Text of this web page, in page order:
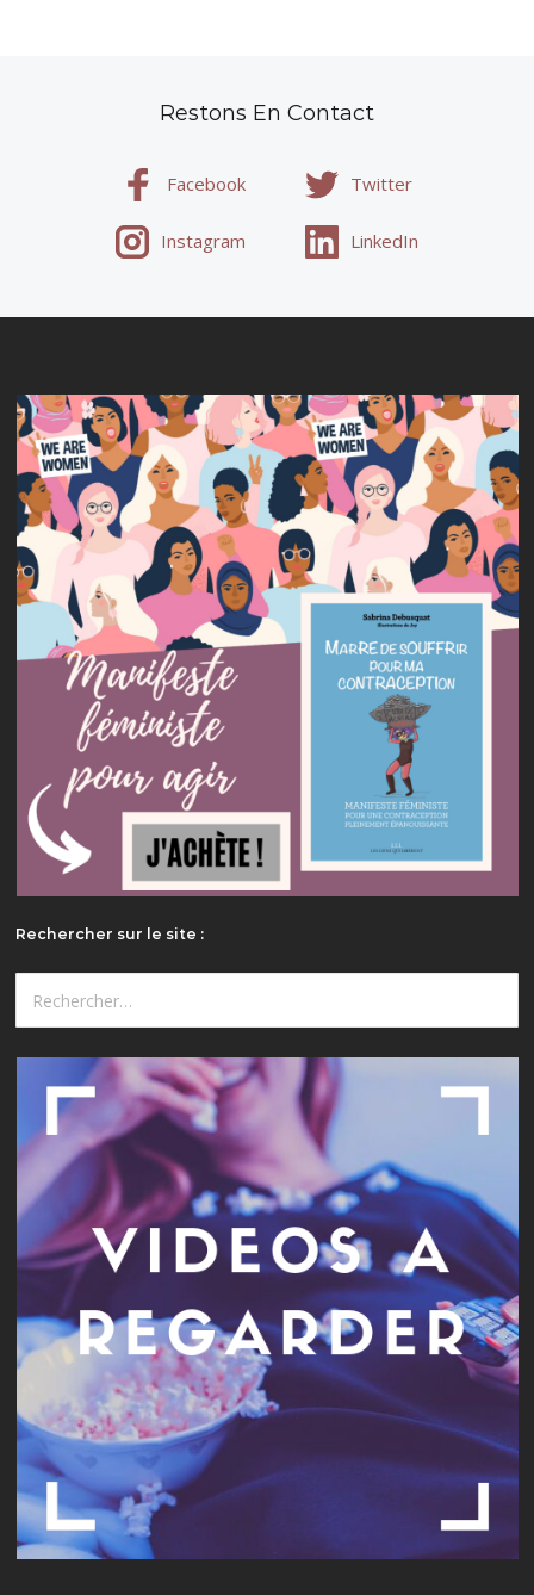
Restons En Contact
Facebook Twitter
Instagram LinkedIn
Rechercher sur le site :
Rechercher :